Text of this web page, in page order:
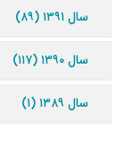
سال ۱۳۹۱ (۸۹)
سال ۱۳۹۰ (۱۱۷)
سال ۱۳۸۹ (۱)